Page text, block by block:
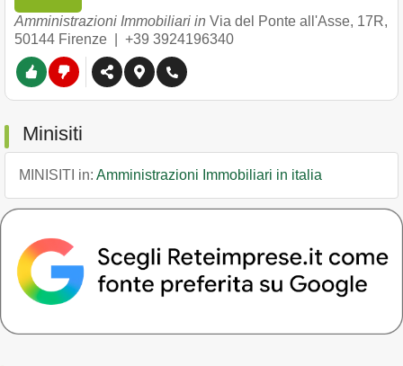
Amministrazioni Immobiliari in Via del Ponte all'Asse, 17R,
50144 Firenze +39 3924196340
Minisiti
MINISITI in: Amministrazioni Immobiliari in italia